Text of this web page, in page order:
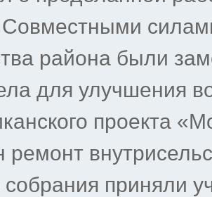
Совместными
района были
для улучшения
проекта
ремонт
приняли